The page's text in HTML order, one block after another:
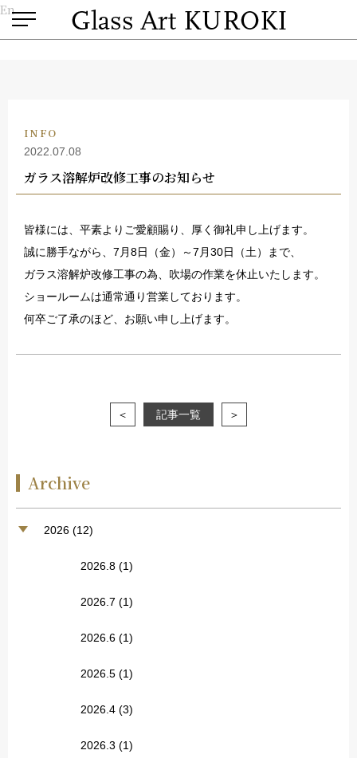
En
INFO
2022.07.08
ガラス溶解炉改修工事のお知らせ
皆様には、平素よりご愛顧賜り、厚く御礼申し上げます。
誠に勝手ながら、7月8日（金）～7月30日（土）まで、
ガラス溶解炉改修工事の為、吹場の作業を休止いたします。
ショールームは通常通り営業しております。
何卒ご了承のほど、お願い申し上げます。
＜ 記事一覧 ＞
Archive
2026 (12)
2026.8 (1)
2026.7 (1)
2026.6 (1)
2026.5 (1)
2026.4 (3)
2026.3 (1)